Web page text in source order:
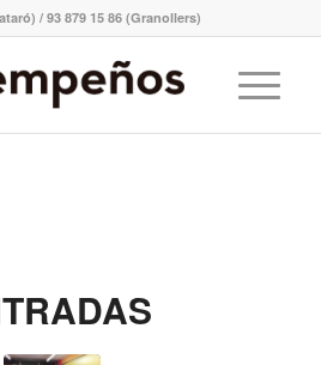
/ 93 879 15 86 (Granollers)